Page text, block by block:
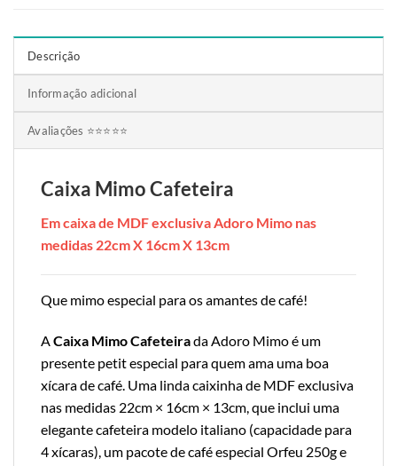
Descrição
Informação adicional
Avaliações ⭐⭐⭐⭐⭐
Caixa Mimo Cafeteira
Em caixa de MDF exclusiva Adoro Mimo nas
medidas 22cm X 16cm X 13cm
Que mimo especial para os amantes de café!
ACaixa Mimo Cafeteirada Adoro Mimo é um
presente petit especial para quem ama uma boa
xícara de café. Uma linda caixinha de MDF exclusiva
nas medidas 22cm × 16cm × 13cm, que inclui uma
elegante cafeteira modelo italiano (capacidade para
4 xícaras), um pacote de café especial Orfeu 250g e